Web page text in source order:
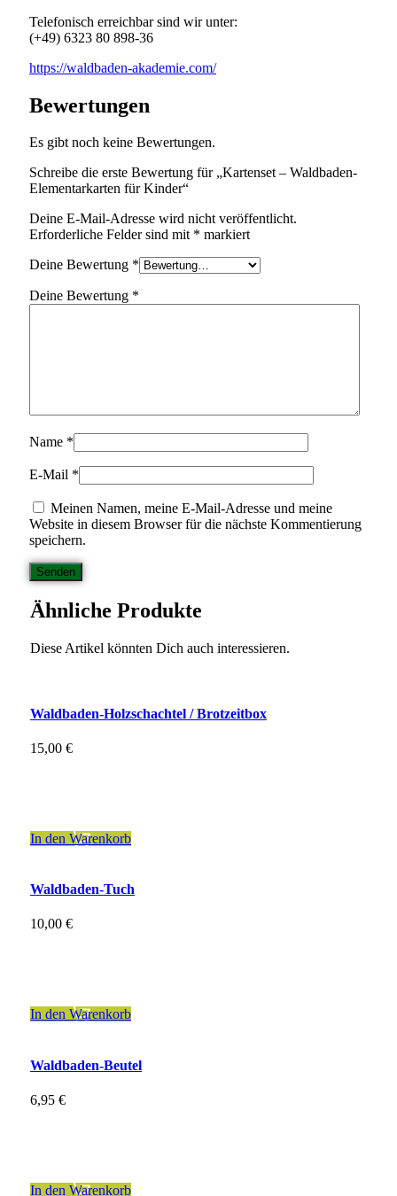
Telefonisch erreichbar sind wir unter:
(+49) 6323 80 898-36
https://waldbaden-akademie.com/
Bewertungen
Es gibt noch keine Bewertungen.
Schreibe die erste Bewertung für „Kartenset – Waldbaden-
Elementarkarten für Kinder“
Deine E-Mail-Adresse wird nicht veröffentlicht.
Erforderliche Felder sind mit * markiert
Deine Bewertung *
Deine Bewertung *
Name *
E-Mail *
Meinen Namen, meine E-Mail-Adresse und meine
Website in diesem Browser für die nächste Kommentierung
speichern.
Ähnliche Produkte
Diese Artikel könnten Dich auch interessieren.
Waldbaden-Holzschachtel / Brotzeitbox
15,00 €
In den Warenkorb
Waldbaden-Tuch
10,00 €
In den Warenkorb
Waldbaden-Beutel
6,95 €
In den Warenkorb